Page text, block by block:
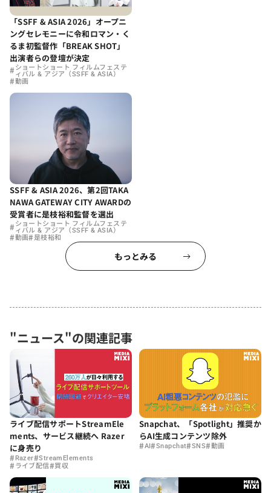
「SSFF & ASIA 2026」オープニ
ングセレモニーに令和ロマン・く
るま初監督作「BREAK SHOT」
出演者らの登壇が決定
#ショートショート フィルムフェステ
ィバル & アジア（SSFF & ASIA）
#動画
SSFF & ASIA 2026、第2回TAKA
NAWA GATEWAY CITY AWARDの
受賞者に是枝裕和監督を選出
#ショートショート フィルムフェステ
ィバル & アジア（SSFF & ASIA）
#動画#是枝裕和
もっとみる
"ニュース"の関連記事
ライブ配信サポートStreamEle
ments、サービス継続へ Razer
に身売り
#Razer#StreamElements
#ライブ配信#買収
Snapchat、「Spotlight」推奨か
らAI生成コンテンツ除外
#AI#Snapchat#SNS#動画